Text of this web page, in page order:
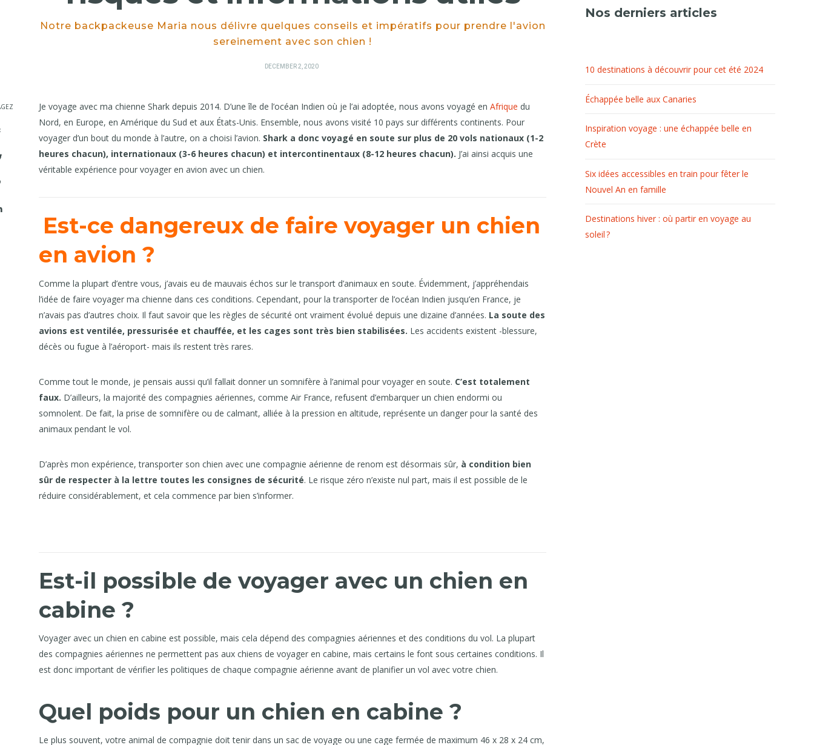
Notre backpackeuse Maria nous délivre quelques conseils et impératifs pour prendre l'avion
sereinement avec son chien !
POSTED
DECEMBER 2, 2020
Je voyage avec ma chienne Shark depuis 2014. D’une île de l’océan Indien où je l’ai adoptée, nous avons voyagé en Afrique du
Nord, en Europe, en Amérique du Sud et aux États-Unis. Ensemble, nous avons visité 10 pays sur différents continents. Pour
voyager d’un bout du monde à l’autre, on a choisi l’avion. Shark a donc voyagé en soute sur plus de 20 vols nationaux (1-2
heures chacun), internationaux (3-6 heures chacun) et intercontinentaux (8-12 heures chacun). J’ai ainsi acquis une
véritable expérience pour voyager en avion avec un chien.
Est-ce dangereux de faire voyager un chien
en avion ?
Comme la plupart d’entre vous, j’avais eu de mauvais échos sur le transport d’animaux en soute. Évidemment, j’appréhendais
l’idée de faire voyager ma chienne dans ces conditions. Cependant, pour la transporter de l’océan Indien jusqu’en France, je
n’avais pas d’autres choix. Il faut savoir que les règles de sécurité ont vraiment évolué depuis une dizaine d’années. La soute des
avions est ventilée, pressurisée et chauffée, et les cages sont très bien stabilisées. Les accidents existent -blessure,
décès ou fugue à l’aéroport- mais ils restent très rares.
Comme tout le monde, je pensais aussi qu’il fallait donner un somnifère à l’animal pour voyager en soute. C’est totalement
faux. D’ailleurs, la majorité des compagnies aériennes, comme Air France, refusent d’embarquer un chien endormi ou
somnolent. De fait, la prise de somnifère ou de calmant, alliée à la pression en altitude, représente un danger pour la santé des
animaux pendant le vol.
D’après mon expérience, transporter son chien avec une compagnie aérienne de renom est désormais sûr, à condition bien
sûr de respecter à la lettre toutes les consignes de sécurité. Le risque zéro n’existe nul part, mais il est possible de le
réduire considérablement, et cela commence par bien s’informer.
Est-il possible de voyager avec un chien en
cabine ?
Voyager avec un chien en cabine est possible, mais cela dépend des compagnies aériennes et des conditions du vol. La plupart
des compagnies aériennes ne permettent pas aux chiens de voyager en cabine, mais certains le font sous certaines conditions. Il
est donc important de vérifier les politiques de chaque compagnie aérienne avant de planifier un vol avec votre chien.
Quel poids pour un chien en cabine ?
Le plus souvent, votre animal de compagnie doit tenir dans un sac de voyage ou une cage fermée de maximum 46 x 28 x 24 cm,
Nos derniers articles
10 destinations à découvrir pour cet été 2024
Échappée belle aux Canaries
Inspiration voyage : une échappée belle en
Crète
Six idées accessibles en train pour fêter le
Nouvel An en famille
Destinations hiver : où partir en voyage au
soleil ?